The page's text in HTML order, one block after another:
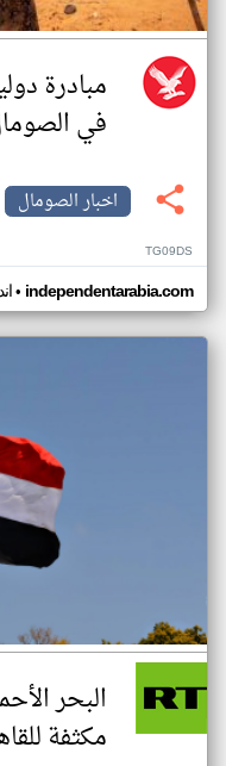
مبادرة
في
اخبار الصومال
TG09DS
• independentarabia.com
البحر
مكثفة